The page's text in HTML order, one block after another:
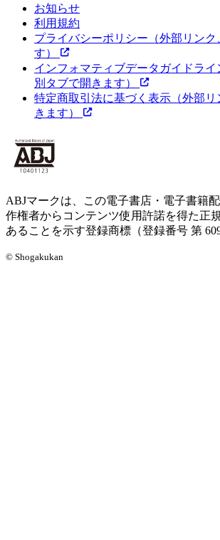
お知らせ
利用規約
プライバシーポリシー （外部リン
す）
インフォマティブデータガイドライ
別タブで開きます）
特定商取引法に基づく表示 （外部
きます）
ABJマークは、この電子書店・電子書籍
作権者からコンテンツ使用許諾を得た正
あることを示す登録商標（登録番号 第
© Shogakukan